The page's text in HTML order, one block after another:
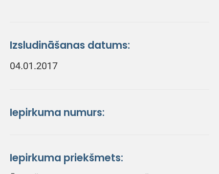
Izsludināšanas datums:
04.01.2017
Iepirkuma numurs:
Iepirkuma priekšmets: